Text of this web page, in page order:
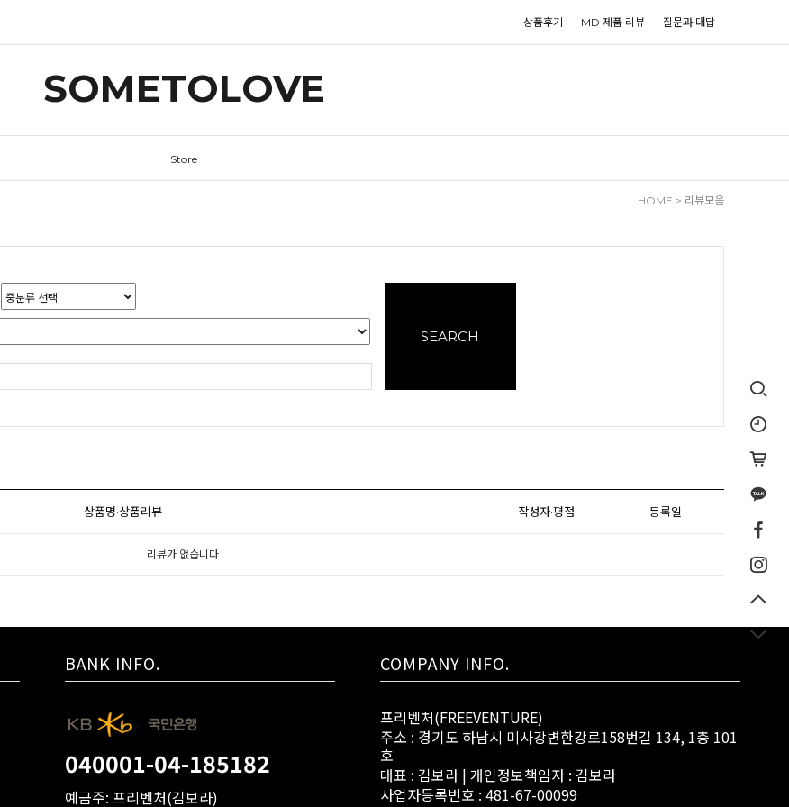
상품후기 MD 제품 리뷰 질문과 대답
SOMETOLOVE
Store
HOME > 리뷰모음
SEARCH
상품명·상품리뷰 작성자·평점 등록일
리뷰가 없습니다.
BANK INFO.
040001-04-185182
예금주: 프리벤처(김보라)
COMPANY INFO.
프리벤처(FREEVENTURE)
주소 : 경기도 하남시 미사강변한강로158번길 134, 1층 101
호
대표 : 김보라 | 개인정보책임자 : 김보라
사업자등록번호 : 481-67-00099